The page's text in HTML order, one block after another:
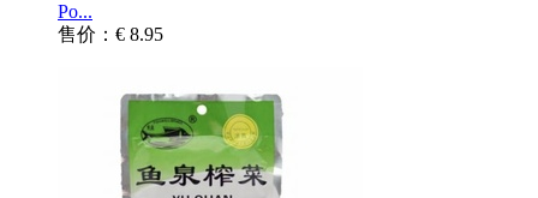
Po...
售价：€ 8.95